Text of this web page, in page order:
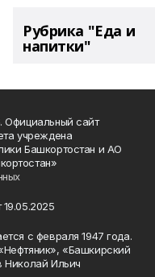
Рубрика "Еда и
напитки"
Официальный сайт
учреждена
Башкортостан и АО
с февраля 1947 года.
«Башкирский
Николай Ильич